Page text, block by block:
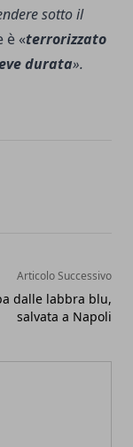
sotto il
è «terrorizzato
durata».
Articolo Successivo
dalle labbra blu,
salvata a Napoli